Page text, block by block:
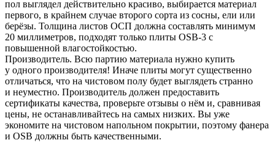
пол выглядел действительно красиво, выбирается материал
первого, в крайнем случае второго сорта из сосны, ели или
берёзы. Толщина листов ОСП должна составлять минимум
20 миллиметров, подходят только плиты OSB-3 с
повышенной влагостойкостью.
Производитель. Всю партию материала нужно купить
у одного производителя! Иначе плиты могут существенно
отличаться, что на чистовом полу будет выглядеть странно
и неуместно. Производитель должен предоставить
сертификаты качества, проверьте отзывы о нём и, сравнивая
цены, не останавливайтесь на самых низких. Вы уже
экономите на чистовом напольном покрытии, поэтому фанера
и OSB должны быть качественными.